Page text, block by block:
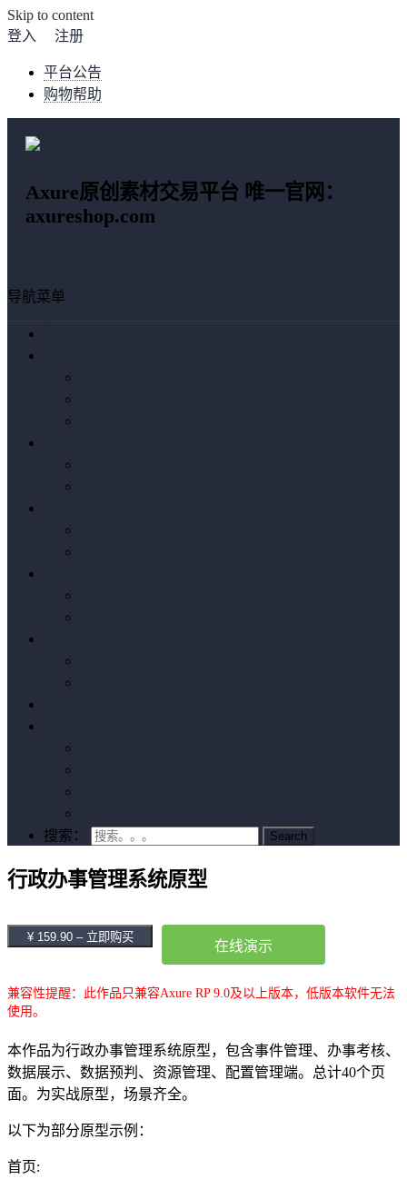
Skip to content
登入
注册
平台公告
购物帮助
Axure原创素材交易平台 唯一官网：
axureshop.com
导航菜单
搜索：
行政办事管理系统原型
¥ 159.90 – 立即购买
在线演示
兼容性提醒：此作品只兼容Axure RP 9.0及以上版本，低版本软件无法
使用。
本作品为行政办事管理系统原型，包含事件管理、办事考核、
数据展示、数据预判、资源管理、配置管理端。总计40个页
面。为实战原型，场景齐全。
以下为部分原型示例：
首页: